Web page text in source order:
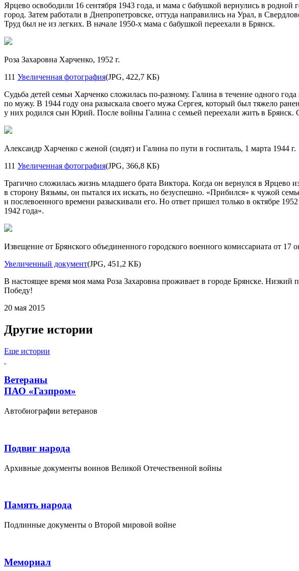
Ярцево освободили 16 сентября 1943 года, и мама с бабушкой вернулись в
город. Затем работали в Днепропетровске, оттуда направились на Урал, в
Труд был не из легких. В начале 1950-х мама с бабушкой переехали в Брянск.
Роза Захаровна Харченко, 1952 г.
111 Увеличенная фотография(JPG, 422,7 КБ)
Судьба детей семьи Харченко сложилась по-разному. Галина в течение одного
по мужу. В 1944 году она разыскала своего мужа Сергея, который был тяжело
у них родился сын Юрий. После войны Галина с семьей переехали жить в
Александр Харченко с женой (сидят) и Галина по пути в госпиталь, 1 марта 1944 г.
111 Увеличенная фотография(JPG, 366,8 КБ)
Трагично сложилась жизнь младшего брата Виктора. Когда он вернулся в Ярцево
в сторону Вязьмы, он пытался их искать, но безуспешно. «Прибился» к чужой
и послевоенного времени разыскивали его. Но ответ пришел только в октябре
1942 года».
Извещение от Брянского объединенного городского военного комиссариата от 17
Увеличенный документ(JPG, 451,2 КБ)
В настоящее время моя мама Роза Захаровна проживает в городе Брянске.
Победу!
20 мая 2015
Другие истории
Еще истории
Ветераны
ПАО «Газпром»
Автобиографии ветеранов
Подвиг народа
Архивные документы воинов Великой Отечественной войны
Память народа
Подлинные документы о Второй мировой войне
Мемориал